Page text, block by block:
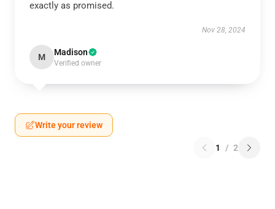
exactly as promised.
Nov 28, 2024
M Madison
Verified owner
Write your review
1 / 2